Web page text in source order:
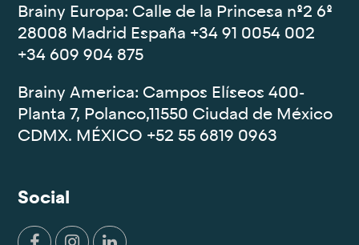
Brainy Europa: Calle de la Princesa nº2 6º
28008 Madrid España +34 91 0054 002
+34 609 904 875
Brainy America: Campos Elíseos 400-
Planta 7, Polanco,11550 Ciudad de México
CDMX. MÉXICO +52 55 6819 0963
Social